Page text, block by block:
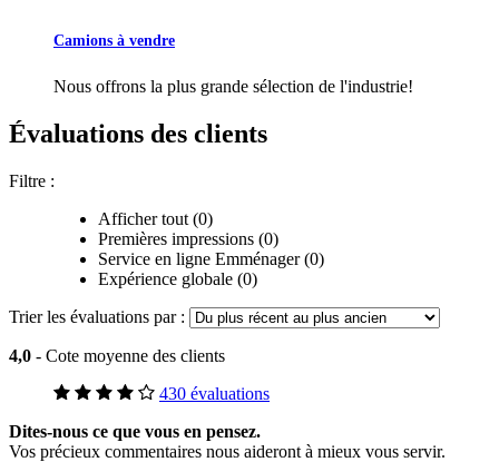
Camions à vendre
Nous offrons la plus grande sélection de l'industrie!
Évaluations des clients
Filtre :
Afficher tout (0)
Premières impressions (0)
Service en ligne Emménager (0)
Expérience globale (0)
Trier les évaluations par :
4,0 - Cote moyenne des clients
430 évaluations
Dites-nous ce que vous en pensez.
Vos précieux commentaires nous aideront à mieux vous servir.